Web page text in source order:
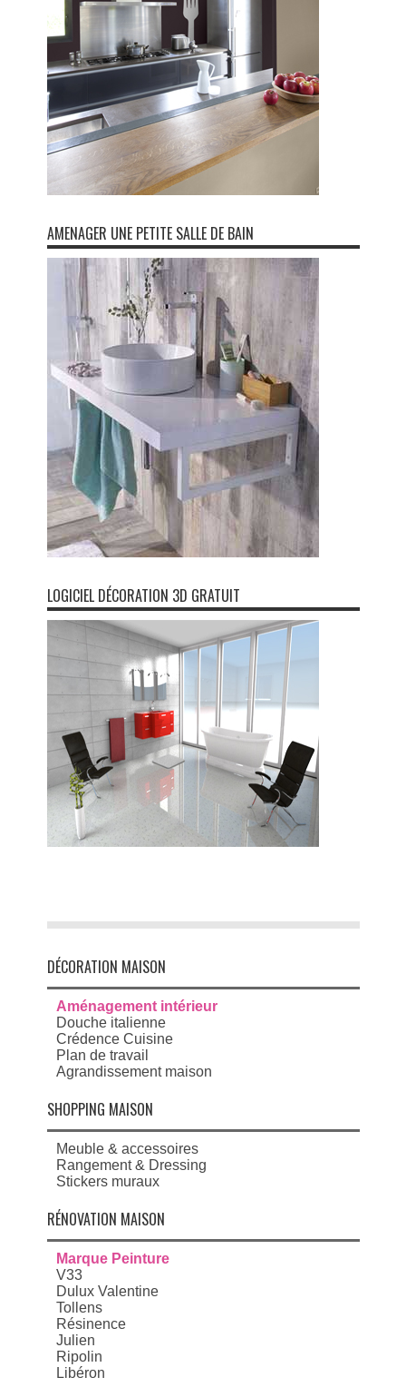
AMENAGER UNE PETITE SALLE DE BAIN
LOGICIEL DÉCORATION 3D GRATUIT
DÉCORATION MAISON
Aménagement intérieur
Douche italienne
Crédence Cuisine
Plan de travail
Agrandissement maison
SHOPPING MAISON
Meuble & accessoires
Rangement & Dressing
Stickers muraux
RÉNOVATION MAISON
Marque Peinture
V33
Dulux Valentine
Tollens
Résinence
Julien
Ripolin
Libéron